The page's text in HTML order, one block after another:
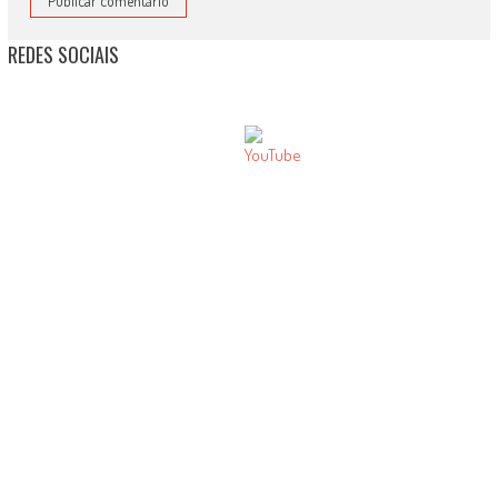
REDES SOCIAIS